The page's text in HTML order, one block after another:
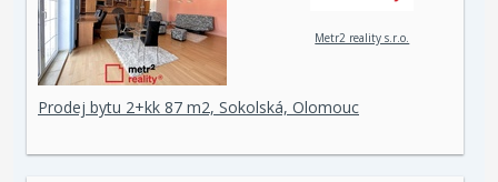
Metr2 reality s.r.o.
Prodej bytu 2+kk 87 m2, Sokolská, Olomouc